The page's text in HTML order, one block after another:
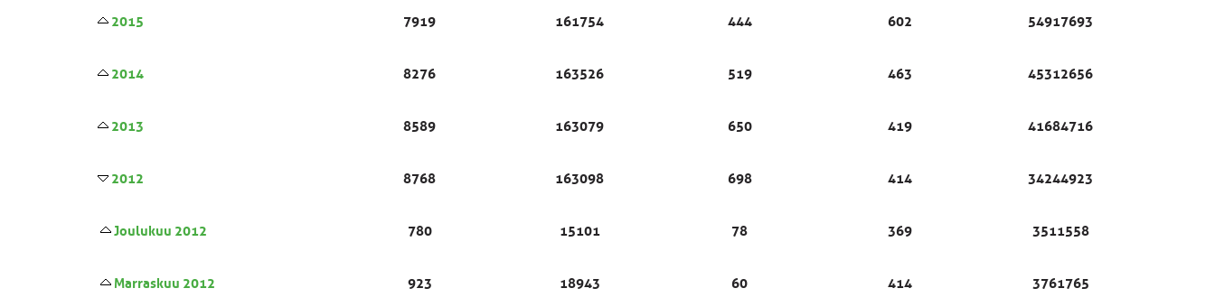
2015 7919 161754 444 602 54917693
2014 8276 163526 519 463 45312656
2013 8589 163079 650 419 41684716
2012 8768 163098 698 414 34244923
Joulukuu 2012 780 15101 78 369 3511558
Marraskuu 2012 923 18943 60 414 3761765